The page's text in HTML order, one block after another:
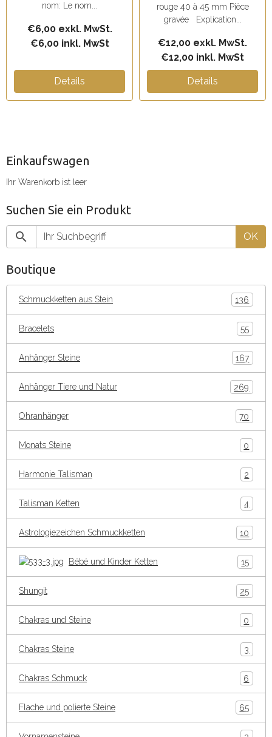
nom: Le nom...
€6,00 exkl. MwSt.
€6,00 inkl. MwSt
Details
rouge 40 à 45 mm Pièce
gravée Explication...
€12,00 exkl. MwSt.
€12,00 inkl. MwSt
Details
Einkaufswagen
Ihr Warenkorb ist leer
Suchen Sie ein Produkt
OK
Boutique
Schmuckketten aus Stein 136
Bracelets 55
Anhänger Steine 167
Anhänger Tiere und Natur 269
Ohranhänger 70
Monats Steine 0
Harmonie Talisman 2
Talisman Ketten 4
Astrologiezeichen Schmuckketten 10
Bébé und Kinder Ketten 15
Shungit 25
Chakras und Steine 0
Chakras Steine 3
Chakras Schmuck 6
Flache und polierte Steine 65